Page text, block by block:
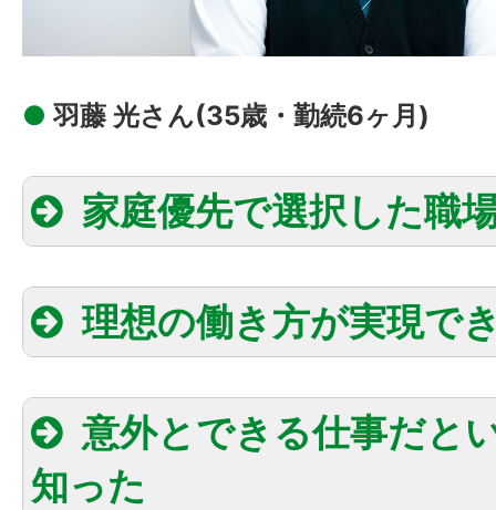
● 羽藤 光さん(35歳・勤続6ヶ月)
家庭優先で選択した職
理想の働き方が実現で
意外とできる仕事だと
知った